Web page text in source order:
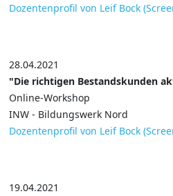
Dozentenprofil von Leif Bock
28.04.2021
"Die richtigen Bestandskunden
Online-Workshop
INW - Bildungswerk Nord
Dozentenprofil von Leif Bock
19.04.2021